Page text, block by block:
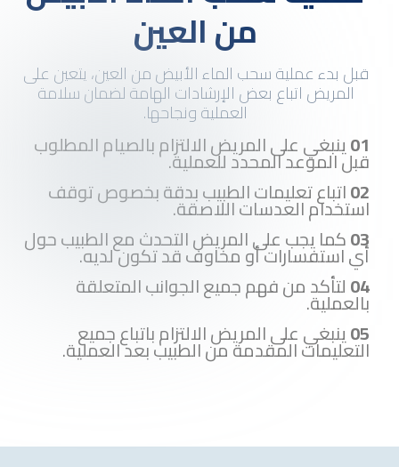
من العين
قبل بدء عملية سحب الماء الأبيض من العين، يتعين على
المريض اتباع بعض الإرشادات الهامة لضمان سلامة
العملية ونجاحها.
01ينبغي على المريض الالتزام بالصيام المطلوب
قبل الموعد المحدد للعملية.
02اتباع تعليمات الطبيب بدقة بخصوص توقف
استخدام العدسات اللاصقة.
03كما يجب على المريض التحدث مع الطبيب حول
أي استفسارات أو مخاوف قد تكون لديه.
04لتأكد من فهم جميع الجوانب المتعلقة
بالعملية.
05ينبغي على المريض الالتزام باتباع جميع
التعليمات المقدمة من الطبيب بعد العملية.